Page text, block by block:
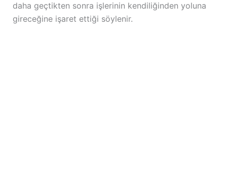
daha geçtikten sonra işlerinin kendiliğinden yoluna
gireceğine işaret ettiği söylenir.